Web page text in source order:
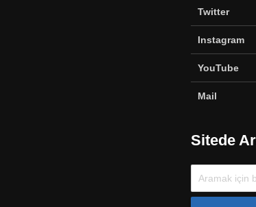
Twitter
Instagram
YouTube
Mail
Sitede